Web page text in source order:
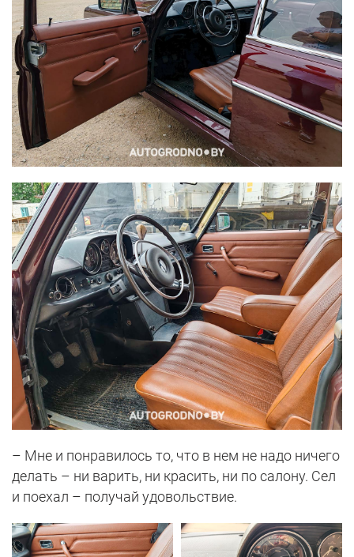
– Мне и понравилось то, что в нем не надо ничего
делать – ни варить, ни красить, ни по салону. Сел
и поехал – получай удовольствие.